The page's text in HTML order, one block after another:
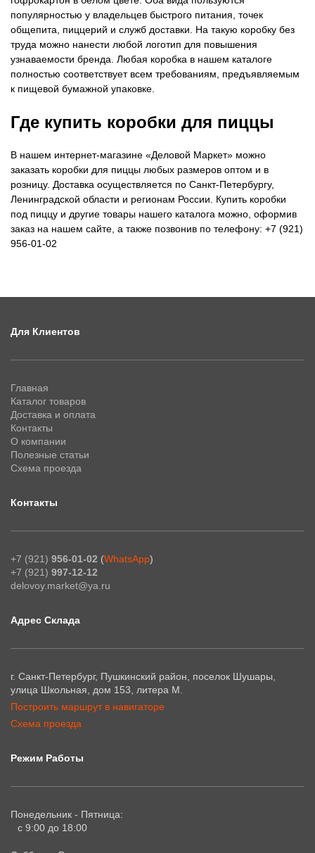
популярностью у владельцев быстрого питания, точек
общепита, пиццерий и служб доставки. На такую коробку без
труда можно нанести любой логотип для повышения
узнаваемости бренда. Любая коробка в нашем каталоге
полностью соответствует всем требованиям, предъявляемым
к пищевой бумажной упаковке.
Где купить коробки для пиццы
В нашем интернет-магазине «Деловой Маркет» можно
заказать коробки для пиццы любых размеров оптом и в
розницу. Доставка осуществляется по Санкт-Петербургу,
Ленинградской области и регионам России. Купить коробки
под пиццу и другие товары нашего каталога можно, оформив
заказ на нашем сайте, а также позвонив по телефону: +7 (921)
956-01-02
Для Клиентов
Главная
Каталог товаров
Доставка и оплата
Контакты
О компании
Полезные статьи
Схема проезда
Контакты
+7 (921) 956-01-02 (WhatsApp)
+7 (921) 997-12-12
delovoy.market@ya.ru
Адрес Склада
г. Санкт-Петербург, Пушкинский район, поселок Шушары,
улица Школьная, дом 153, литера М.
Построить маршрут в навигаторе
Схема проезда
Режим Работы
Понедельник - Пятница:
с 9:00 до 18:00